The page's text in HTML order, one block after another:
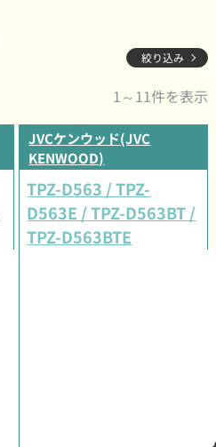
絞り込み
1～11件を表示
JVCケンウッド(JVC
KENWOOD)
TPZ-D563 / TPZ-
D563E / TPZ-D563BT /
TPZ-D563BTE